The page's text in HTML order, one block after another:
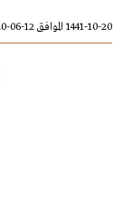
1441-10-20 الموافق 12-06-2020